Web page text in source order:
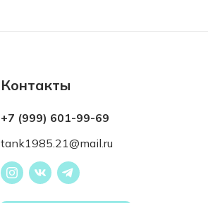
Контакты
+7 (999) 601-99-69
tank1985.21@mail.ru